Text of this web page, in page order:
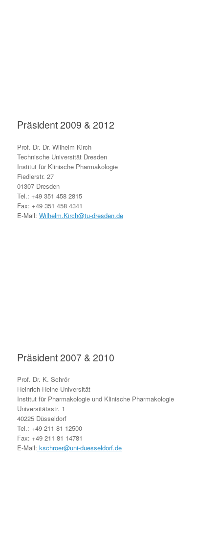
Präsident 2009 & 2012
Prof. Dr. Dr. Wilhelm Kirch
Technische Universität Dresden
Institut für Klinische Pharmakologie
Fiedlerstr. 27
01307 Dresden
Tel.: +49 351 458 2815
Fax: +49 351 458 4341
E-Mail: Wilhelm.Kirch@tu-dresden.de
Präsident 2007 & 2010
Prof. Dr. K. Schrör
Heinrich-Heine-Universität
Institut für Pharmakologie und Klinische Pharmakologie
Universitätsstr. 1
40225 Düsseldorf
Tel.: +49 211 81 12500
Fax: +49 211 81 14781
E-Mail: kschroer@uni-duesseldorf.de